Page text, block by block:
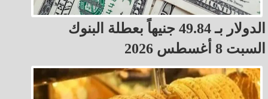
الدولار بـ 49.84 جنيهاً بعطلة البنوك
السبت 8 أغسطس 2026